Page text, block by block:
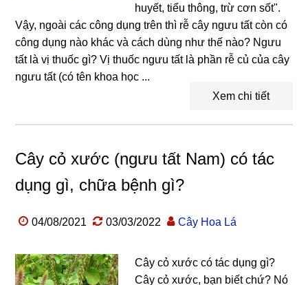
huyết, tiểu thông, trừ cơn sốt".
Vậy, ngoài các công dụng trên thì rễ cây ngưu tất còn có
công dụng nào khác và cách dùng như thế nào? Ngưu
tất là vị thuốc gì? Vị thuốc ngưu tất là phần rễ củ của cây
ngưu tất (có tên khoa học ...
Xem chi tiết
Cây cỏ xước (ngưu tất Nam) có tác
dụng gì, chữa bệnh gì?
04/08/2021 03/03/2022 Cây Hoa Lá
Cây cỏ xước có tác dụng gì?
Cây cỏ xước, bạn biết chứ? Nó